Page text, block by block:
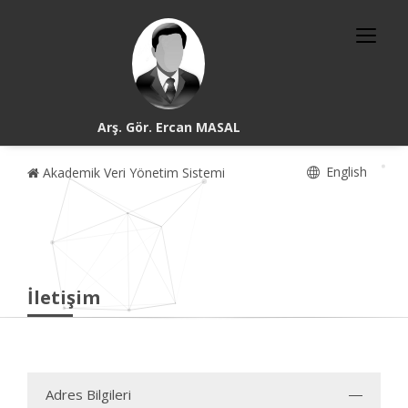
Arş. Gör. Ercan MASAL
Akademik Veri Yönetim Sistemi English
İletişim
Adres Bilgileri